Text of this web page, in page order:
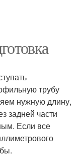
трубу
нужную длину,
задней части
Если все